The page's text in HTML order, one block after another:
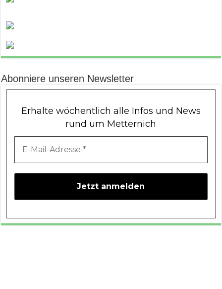
Abonniere unseren Newsletter
Erhalte wöchentlich alle Infos und News
rund um Metternich